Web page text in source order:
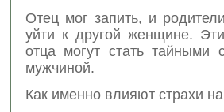
Отец мог запить, и
уйти к другой женщине.
отца могут стать тайными
мужчиной.
Как именно влияют страхи